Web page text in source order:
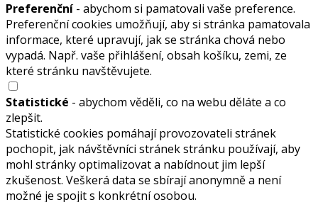
Preferenční - abychom si pamatovali vaše preference.
Preferenční cookies umožňují, aby si stránka pamatovala
informace, které upravují, jak se stránka chová nebo
vypadá. Např. vaše přihlášení, obsah košíku, zemi, ze
které stránku navštěvujete.
Statistické - abychom věděli, co na webu děláte a co
zlepšit.
Statistické cookies pomáhají provozovateli stránek
pochopit, jak návštěvníci stránek stránku používají, aby
mohl stránky optimalizovat a nabídnout jim lepší
zkušenost. Veškerá data se sbírají anonymně a není
možné je spojit s konkrétní osobou.